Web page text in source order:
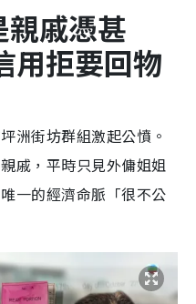
戚憑甚
用拒要回物
洲街坊群組激起公憤。
戚，平時只見外傭姐姐
一的經濟命脈「很不公